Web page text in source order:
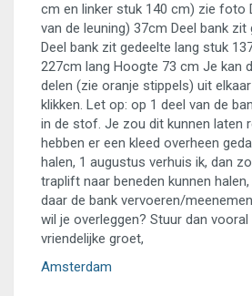
cm en linker stuk 140 cm) zie foto
van de leuning) 37cm Deel bank zit
Deel bank zit gedeelte lang stuk
227cm lang Hoogte 73 cm Je kan
delen (zie oranje stippels) uit
klikken. Let op: op 1 deel van de
in de stof. Je zou dit kunnen laten
hebben er een kleed overheen
halen, 1 augustus verhuis ik, dan
traplift naar beneden kunnen
daar de bank vervoeren/
wil je overleggen? Stuur dan
vriendelijke groet,
Amsterdam